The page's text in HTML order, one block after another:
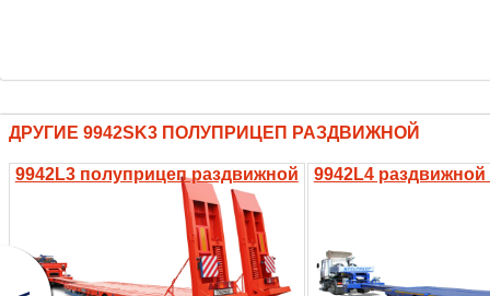
ДРУГИЕ 9942SK3 ПОЛУПРИЦЕП РАЗДВИЖНОЙ
9942L3 полуприцеп раздвижной 9942L4